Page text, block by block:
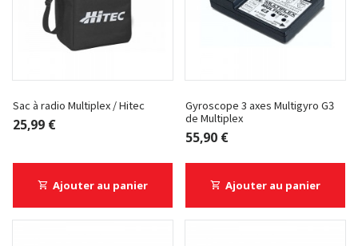
Sac à radio Multiplex / Hitec
25,99 €
Ajouter au panier
Gyroscope 3 axes Multigyro G3
de Multiplex
55,90 €
Ajouter au panier